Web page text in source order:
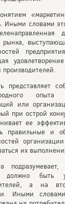
Иными словами
производителей.
представляет
опыта
или
при острой
ее
правильные и
их
быть
а на
Иными